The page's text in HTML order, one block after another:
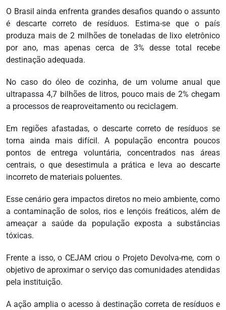
O Brasil ainda enfrenta grandes desafios quando o assunto
é descarte correto de resíduos. Estima-se que o país
produza mais de 2 milhões de toneladas de lixo eletrônico
por ano, mas apenas cerca de 3% desse total recebe
destinação adequada.
No caso do óleo de cozinha, de um volume anual que
ultrapassa 4,7 bilhões de litros, pouco mais de 2% chegam
a processos de reaproveitamento ou reciclagem.
Em regiões afastadas, o descarte correto de resíduos se
torna ainda mais difícil. A população encontra poucos
pontos de entrega voluntária, concentrados nas áreas
centrais, o que desestimula a prática e leva ao descarte
incorreto de materiais poluentes.
Esse cenário gera impactos diretos no meio ambiente, como
a contaminação de solos, rios e lençóis freáticos, além de
ameaçar a saúde da população exposta a substâncias
tóxicas.
Frente a isso, o CEJAM criou o Projeto Devolva-me, com o
objetivo de aproximar o serviço das comunidades atendidas
pela instituição.
A ação amplia o acesso à destinação correta de resíduos e